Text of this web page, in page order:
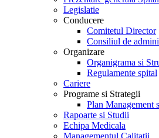
Legislatie
Conducere
Comitetul Director
Consiliul de
Organizare
Organigrama si
Regulamente spital
Cariere
Programe si Strategii
Plan Management
Rapoarte si Studii
Echipa Medicala
Managementul Calitatii